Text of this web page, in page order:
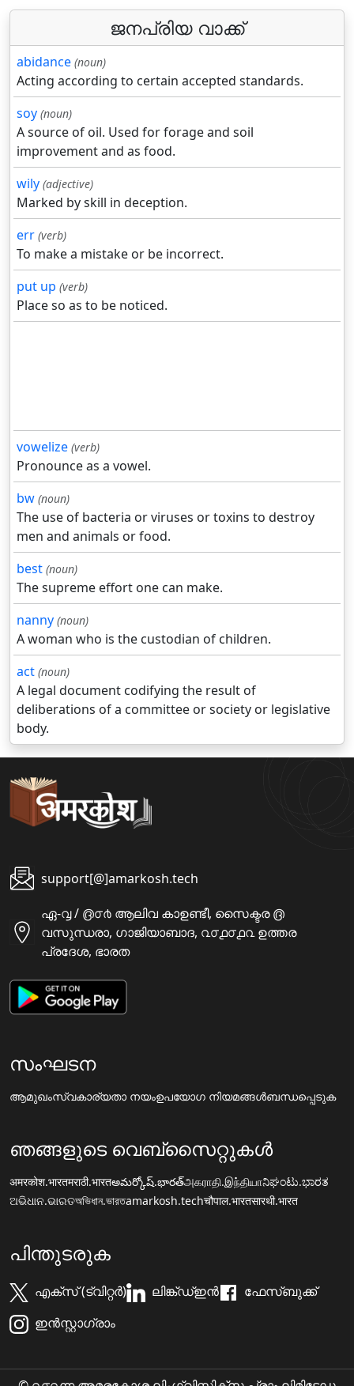
ജനപ്രിയ വാക്ക്
abidance (noun)
Acting according to certain accepted standards.
soy (noun)
A source of oil. Used for forage and soil
improvement and as food.
wily (adjective)
Marked by skill in deception.
err (verb)
To make a mistake or be incorrect.
put up (verb)
Place so as to be noticed.
vowelize (verb)
Pronounce as a vowel.
bw (noun)
The use of bacteria or viruses or toxins to destroy
men and animals or food.
best (noun)
The supreme effort one can make.
nanny (noun)
A woman who is the custodian of children.
act (noun)
A legal document codifying the result of
deliberations of a committee or society or legislative
body.
support[@]amarkosh.tech
ഏ-൮ / ൫൦൪ ആലിവ കാഉണ്ടീ, സൈക്ടര ൫
വസുന്ധരാ, ഗാജിയാബാദ, ൨൦൧൦൧൨ ഉത്തര
പ്രദേശ, ഭാരത
സംഘടന
ആമുഖംസ്വകാര്യതാ നയംഉപയോഗ നിയമങ്ങൾബന്ധപ്പെടുക
ഞങ്ങളുടെ വെബ്സൈറ്റുകൾ
अमरकोश.भारतमराठी.भारतఅమర్కోష్.భారత్அகராதி.இந்தியாನಿಘಂಟು.ಭಾರತ
ଅଭିଧାନ.ଭାରତঅভিধান.ভারতamarkosh.techचौपाल.भारतसारथी.भारत
പിന്തുടരുക
എക്സ് (ട്വിറ്റർ) ലിങ്ക്ഡ്ഇൻ
ഫേസ്ബുക്ക്
ഇൻസ്റ്റാഗ്രാം